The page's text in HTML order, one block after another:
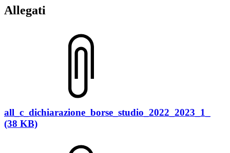
Allegati
all_c_dichiarazione_borse_studio_2022_2023_1_
(38 KB)